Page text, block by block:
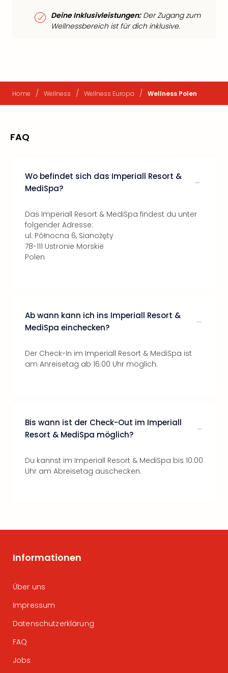
Deine Inklusivleistungen:Der Zugang zum
Wellnessbereich ist für dich inklusive.
Home / Wellness / Wellness Europa / Wellness Polen
FAQ
Wo befindet sich das Imperiall Resort &
MediSpa?
Das Imperiall Resort & MediSpa findest du unter
folgender Adresse:
ul. Północna 6, Sianożęty
78-111 Ustronie Morskie
Polen
Ab wann kann ich ins Imperiall Resort &
MediSpa einchecken?
Der Check-In im Imperiall Resort & MediSpa ist
am Anreisetag ab 16:00 Uhr möglich.
Bis wann ist der Check-Out im Imperiall
Resort & MediSpa möglich?
Du kannst im Imperiall Resort & MediSpa bis 10:00
Uhr am Abreisetag auschecken.
Informationen
Über uns
Impressum
Datenschutzerklärung
FAQ
Jobs